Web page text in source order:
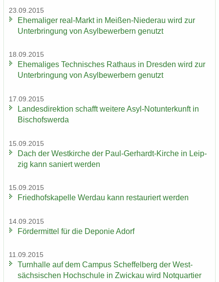
23.09.2015
Ehe­ma­li­ger real-​Markt in Meißen-​Niederau wird zur
Un­ter­brin­gung von Asyl­be­wer­bern ge­nutzt
18.09.2015
Ehe­ma­li­ges Tech­ni­sches Rat­haus in Dres­den wird zur
Un­ter­brin­gung von Asyl­be­wer­bern ge­nutzt
17.09.2015
Lan­des­di­rek­ti­on schafft wei­te­re Asyl-​Notunterkunft in
Bi­schofs­wer­da
15.09.2015
Dach der West­kir­che der Paul-​Gerhardt-Kirche in Leip­
zig kann sa­niert wer­den
15.09.2015
Fried­hofs­ka­pel­le Wer­dau kann re­stau­riert wer­den
14.09.2015
För­der­mit­tel für die De­po­nie Adorf
11.09.2015
Turn­hal­le auf dem Cam­pus Schef­fel­berg der West­
säch­si­schen Hoch­schu­le in Zwi­ckau wird Not­quar­tier